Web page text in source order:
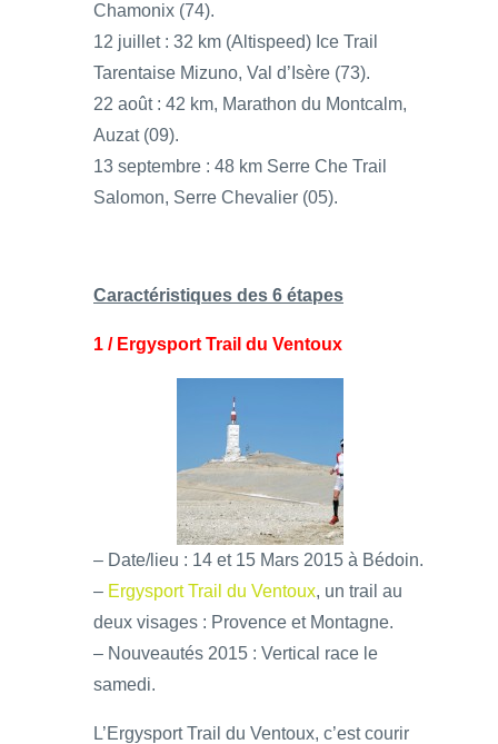
Chamonix (74).
12 juillet : 32 km (Altispeed) Ice Trail
Tarentaise Mizuno, Val d’Isère (73).
22 août : 42 km, Marathon du Montcalm,
Auzat (09).
13 septembre : 48 km Serre Che Trail
Salomon, Serre Chevalier (05).
Caractéristiques des 6 étapes
1 / Ergysport Trail du Ventoux
– Date/lieu : 14 et 15 Mars 2015 à Bédoin.
– Ergysport Trail du Ventoux, un trail au
deux visages : Provence et Montagne.
– Nouveautés 2015 : Vertical race le
samedi.
L’Ergysport Trail du Ventoux, c’est courir